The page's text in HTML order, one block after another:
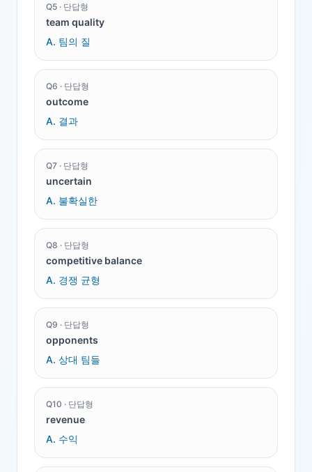
Q5 · 단답형
team quality
A. 팀의 질
Q6 · 단답형
outcome
A. 결과
Q7 · 단답형
uncertain
A. 불확실한
Q8 · 단답형
competitive balance
A. 경쟁 균형
Q9 · 단답형
opponents
A. 상대 팀들
Q10 · 단답형
revenue
A. 수익